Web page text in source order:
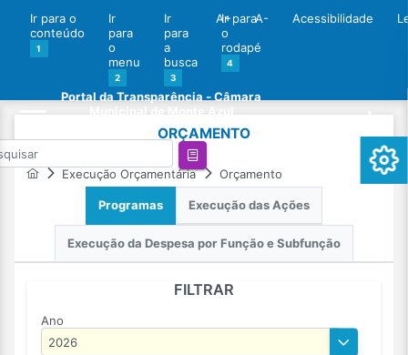
Ir para o
conteúdo
1
Ir
para
o
menu
2
Ir
para
a
busca
3
Ir para
o
rodapé
4
A+ A- Acessibilidade
Portal da Transparência - Câmara
ORÇAMENTO
Execução Orçamentária Orçamento
Programas Execução das Ações
Execução da Despesa por Função e Subfunção
FILTRAR
Ano